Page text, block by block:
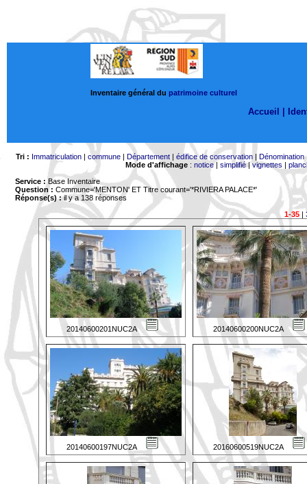
Inventaire général du patrimoine culturel
Accueil |
Tri : Immatriculation| commune| Département| édifice de conservation| Dénomination
Mode d'affichage: notice| simplifié|vignettes |
Service : Base Inventaire
Question : Commune='MENTON' ET Titre courant='*RIVIERA PALACE*'
Réponse(s) :il y a 138 réponses
1-35|
20140600201NUC2A 20140600200NUC2A
20140600197NUC2A 20160600519NUC2A